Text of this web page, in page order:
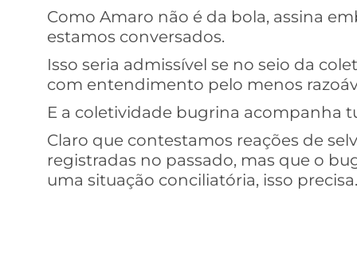
Como Amaro não é da bola, assina
estamos conversados.
Isso seria admissível se no seio da
com entendimento pelo menos
E a coletividade bugrina acompanha
Claro que contestamos reações de
registradas no passado, mas que o
uma situação conciliatória, isso precisa.